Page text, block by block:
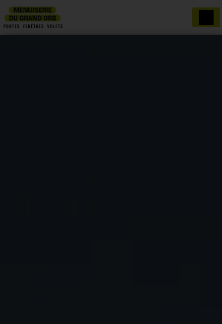
Panneau de gestion des cookies